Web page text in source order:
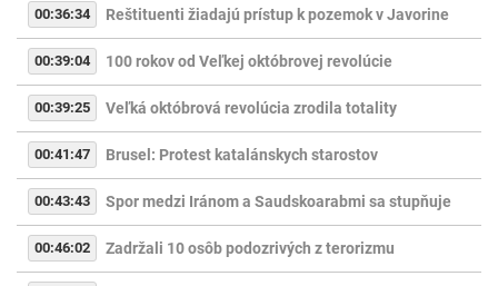
00:36:34 Reštituenti žiadajú prístup k pozemok v Javorine
00:39:04 100 rokov od Veľkej októbrovej revolúcie
00:39:25 Veľká októbrová revolúcia zrodila totality
00:41:47 Brusel: Protest katalánskych starostov
00:43:43 Spor medzi Iránom a Saudskoarabmi sa stupňuje
00:46:02 Zadržali 10 osôb podozrivých z terorizmu